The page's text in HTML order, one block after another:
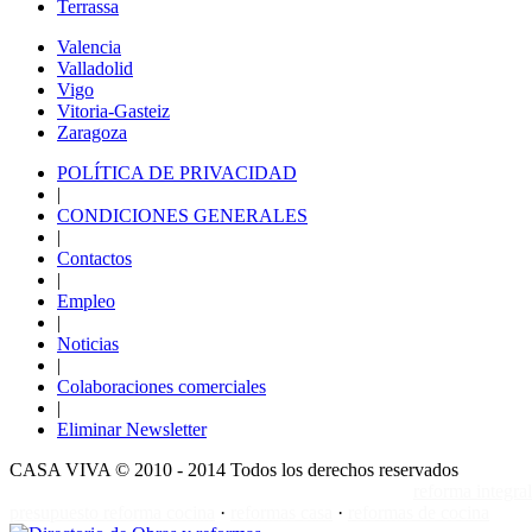
Terrassa
Valencia
Valladolid
Vigo
Vitoria-Gasteiz
Zaragoza
POLÍTICA DE PRIVACIDAD
|
CONDICIONES GENERALES
|
Contactos
|
Empleo
|
Noticias
|
Colaboraciones comerciales
|
Eliminar Newsletter
CASA VIVA © 2010 - 2014 Todos los derechos reservados
· ·